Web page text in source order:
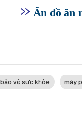
Ăn đồ ăn
bảo vệ sức khỏe máy